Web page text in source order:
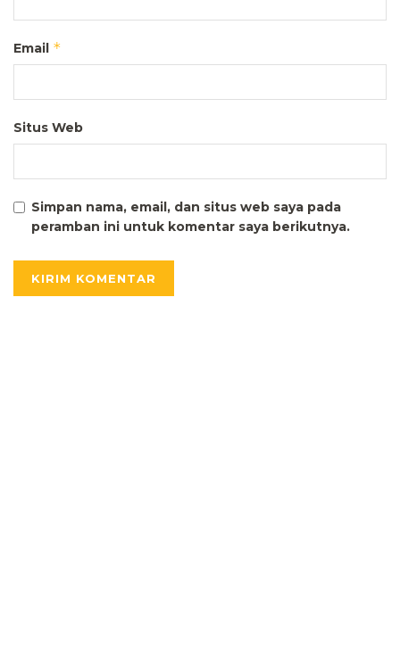
Email *
Situs Web
Simpan nama, email, dan situs web saya pada
peramban ini untuk komentar saya berikutnya.